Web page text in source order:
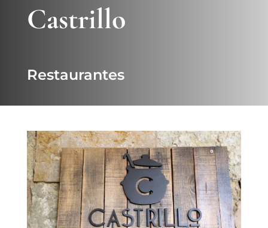
Castrillo
Restaurantes